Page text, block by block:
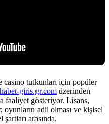
casino tutkunları için popüler
giris.gr.com üzerinden
faaliyet gösteriyor. Lisans,
adil olması ve kişisel
arasında.